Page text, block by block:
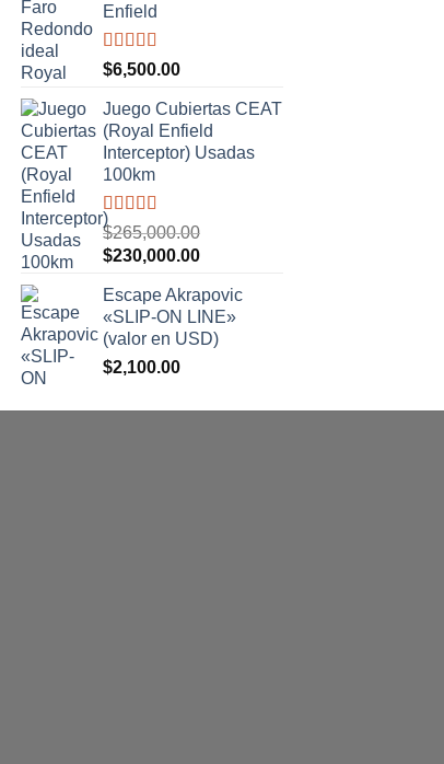
Enfield
Valorado
con
5
$6,500.00
Juego Cubiertas CEAT
(Royal Enfield
Interceptor) Usadas
100km
Valorado
con5.00de
5
$265,000.00
El
original
era:
$265,000.00.
$230,000.00El
actual
es:
$230,000.00.
Escape Akrapovic
«SLIP-ON LINE»
(valor en USD)
$2,100.00